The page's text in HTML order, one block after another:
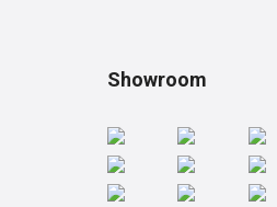
Showroom